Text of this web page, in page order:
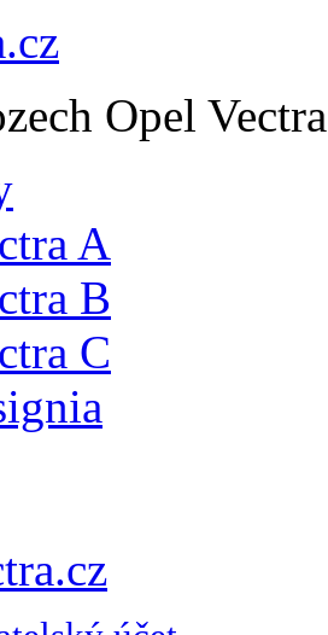
Opel Vectra
A
B
C